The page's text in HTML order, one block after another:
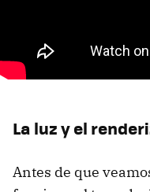
La luz y el
Antes de que